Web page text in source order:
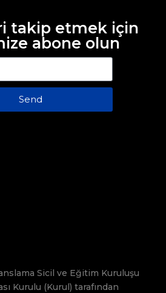
takip etmek için
abone olun
Send
Sicil ve Eğitim Kuruluşu
Kurulu (Kurul) tarafından